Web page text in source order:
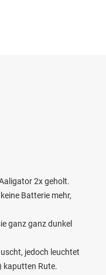
2x geholt.
Batterie mehr,
ganz ganz dunkel
jedoch leuchtet
kaputten Rute.